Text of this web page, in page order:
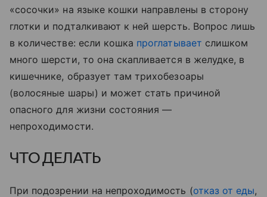
«сосочки» на языке кошки направлены в сторону
глотки и подталкивают к ней шерсть. Вопрос лишь
в количестве: если кошка проглатывает слишком
много шерсти, то она скапливается в желудке, в
кишечнике, образует там трихобезоары
(волосяные шары) и может стать причиной
опасного для жизни состояния —
непроходимости.
ЧТО ДЕЛАТЬ
При подозрении на непроходимость (отказ от еды,